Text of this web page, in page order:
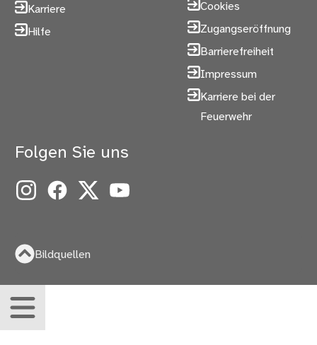
Karriere
Hilfe
Cookies
Zugangseröffnung
Barrierefreiheit
Impressum
Karriere bei der
Feuerwehr
Folgen Sie uns
InstagramFacebook
X YouTube
Bildquellen
Menü